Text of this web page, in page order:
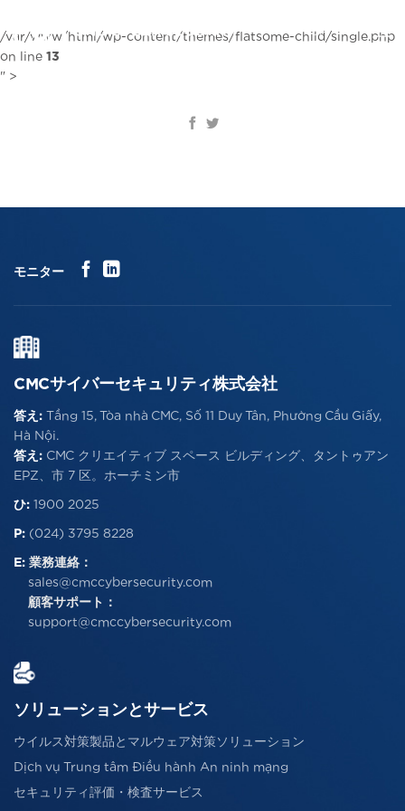
ン
ン
JA
/var/www/html/wp-content/themes/flatsome-child/single.php
on line 13
" >
モニター
CMCサイバーセキュリティ株式会社
答え: Tầng 15, Tòa nhà CMC, Số 11 Duy Tân, Phường Cầu Giấy,
Hà Nội.
答え: CMC クリエイティブ スペース ビルディング、タントゥアン
EPZ、市 7 区。ホーチミン市
ひ: 1900 2025
P: (024) 3795 8228
E: 業務連絡：
sales@cmccybersecurity.com
顧客サポート：
support@cmccybersecurity.com
ソリューションとサービス
ウイルス対策製品とマルウェア対策ソリューション
Dịch vụ Trung tâm Điều hành An ninh mạng
セキュリティ評価・検査サービス